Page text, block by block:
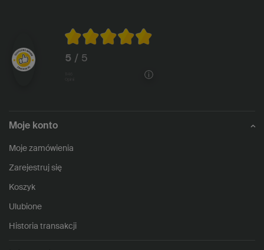
5 / 5
Moje konto
Moje zamówienia
Zarejestruj się
Koszyk
Ulubione
Historia transakcji